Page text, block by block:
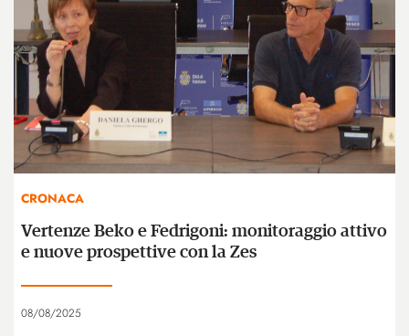
CRONACA
Vertenze Beko e Fedrigoni: monitoraggio attivo
e nuove prospettive con la Zes
08/08/2025